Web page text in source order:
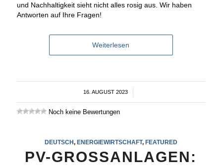
und Nachhaltigkeit sieht nicht alles rosig aus. Wir haben
Antworten auf Ihre Fragen!
Weiterlesen
16. AUGUST 2023
/
Noch keine Bewertungen
DEUTSCH, ENERGIEWIRTSCHAFT, FEATURED
PV-GROSSANLAGEN: